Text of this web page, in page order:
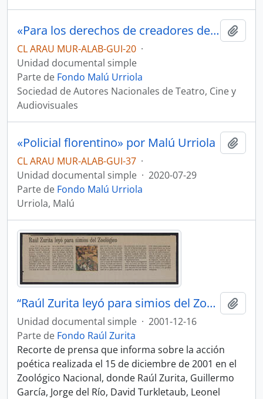
«Para los derechos de creadores de teatro, cine y audiovisuales: ATV»
CL ARAU MUR-ALAB-GUI-20 ·
Unidad documental simple
Parte de Fondo Malú Urriola
Sociedad de Autores Nacionales de Teatro, Cine y
Audiovisuales
«Policial florentino» por Malú Urriola
CL ARAU MUR-ALAB-GUI-37 ·
Unidad documental simple · 2020-07-29
Parte de Fondo Malú Urriola
Urriola, Malú
“Raúl Zurita leyó para simios del Zoológico”
Unidad documental simple · 2001-12-16
Parte de Fondo Raúl Zurita
Recorte de prensa que informa sobre la acción
poética realizada el 15 de diciembre de 2001 en el
Zoológico Nacional, donde Raúl Zurita, Guillermo
García, Jorge del Río, David Turkletaub, Leonel